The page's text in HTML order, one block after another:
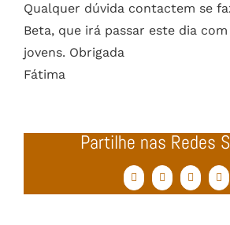
Qualquer dúvida contactem se
Beta, que irá passar este dia
jovens. Obrigada
Fátima
Partilhe nas Redes
FacebookTwitterWhatsApp